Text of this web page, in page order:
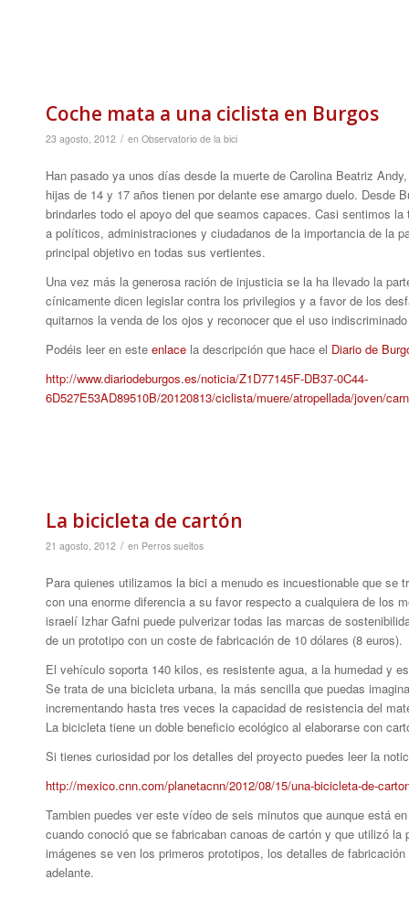
Coche mata a una ciclista en Burgos
23 agosto, 2012 / en Observatorio de la bici
Han pasado ya unos días desde la muerte de Carolina Beatriz
hijas de 14 y 17 años tienen por delante ese amargo duelo. Desde
brindarles todo el apoyo del que seamos capaces. Casi sentimos
a políticos, administraciones y ciudadanos de la importancia de la
principal objetivo en todas sus vertientes.
Una vez más la generosa ración de injusticia se la ha llevado la
cínicamente dicen legislar contra los privilegios y a favor de los
quitarnos la venda de los ojos y reconocer que el uso
Podéis leer en este enlace la descripción que hace el Diario de
http://www.diariodeburgos.es/noticia/Z1D77145F-DB37-0C44-
6D527E53AD89510B/20120813/ciclista/muere/atropellada/joven/
La bicicleta de cartón
21 agosto, 2012 / en Perros sueltos
Para quienes utilizamos la bici a menudo es incuestionable que
con una enorme diferencia a su favor respecto a cualquiera de los
israelí Izhar Gafni puede pulverizar todas las marcas de
de un prototipo con un coste de fabricación de 10 dólares (8 euros).
El vehículo soporta 140 kilos, es resistente agua, a la humedad y
Se trata de una bicicleta urbana, la más sencilla que puedas
incrementando hasta tres veces la capacidad de resistencia del
La bicicleta tiene un doble beneficio ecológico al elaborarse con
Si tienes curiosidad por los detalles del proyecto puedes leer la
http://mexico.cnn.com/planetacnn/2012/08/15/una-bicicleta-de-
Tambien puedes ver este vídeo de seis minutos que aunque está
cuando conoció que se fabricaban canoas de cartón y que utilizó
imágenes se ven los primeros prototipos, los detalles de
adelante.